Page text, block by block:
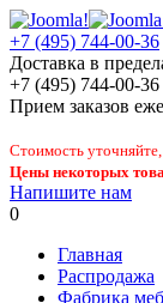
+7 (495) 744-00-36
Доставка в
+7 (495) 744-00-36
Прием заказов
Стоимость
Цены некоторых
Напишите нам
0
Главная
Распродажа
Фабрика